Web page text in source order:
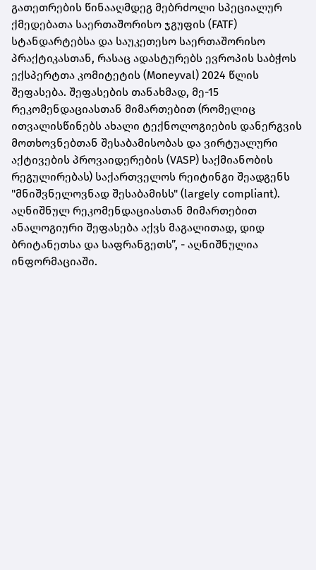
გათეთრების წინააღმდეგ მებრძოლი სპეციალურ
ქმედებათა საერთაშორისო ჯგუფის (FATF)
სტანდარტებსა და საუკეთესო საერთაშორისო
პრაქტიკასთან, რასაც ადასტურებს ევროპის საბჭოს
ექსპერტთა კომიტეტის (Moneyval) 2024 წლის
შეფასება. შეფასების თანახმად, მე-15
რეკომენდაციასთან მიმართებით (რომელიც
ითვალისწინებს ახალი ტექნოლოგიების დანერგვის
მოთხოვნებთან შესაბამისობას და ვირტუალური
აქტივების პროვაიდერების (VASP) საქმიანობის
რეგულირებას) საქართველოს რეიტინგი შეადგენს
"მნიშვნელოვნად შესაბამისს" (largely compliant).
აღნიშნულ რეკომენდაციასთან მიმართებით
ანალოგიური შეფასება აქვს მაგალითად, დიდ
ბრიტანეთსა და საფრანგეთს”, - აღნიშნულია
ინფორმაციაში.